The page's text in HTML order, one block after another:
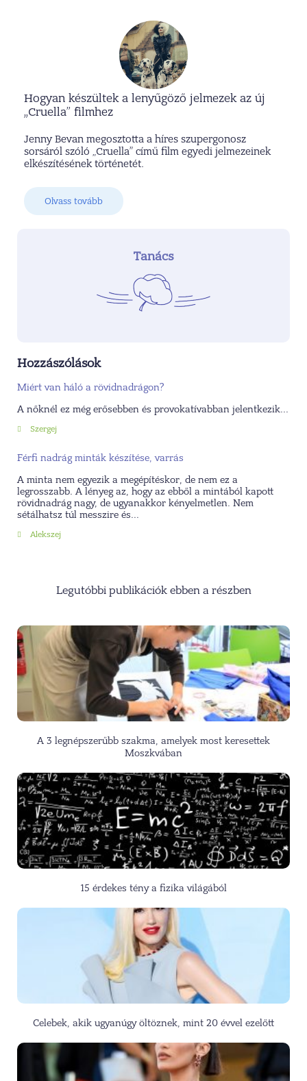
Hogyan készültek a lenyűgöző jelmezek az új
„Cruella” filmhez
Jenny Bevan megosztotta a híres szupergonosz
sorsáról szóló „Cruella” című film egyedi jelmezeinek
elkészítésének történetét.
Olvass tovább
Tanács
Hozzászólások
Miért van háló a rövidnadrágon?
A nőknél ez még erősebben és provokatívabban jelentkezik...
Szergej
Férfi nadrág minták készítése, varrás
A minta nem egyezik a megépítéskor, de nem ez a
legrosszabb. A lényeg az, hogy az ebből a mintából kapott
rövidnadrág nagy, de ugyanakkor kényelmetlen. Nem
sétálhatsz túl messzire és...
Alekszej
Legutóbbi publikációk ebben a részben
A 3 legnépszerűbb szakma, amelyek most keresettek
Moszkvában
15 érdekes tény a fizika világából
Celebek, akik ugyanúgy öltöznek, mint 20 évvel ezelőtt